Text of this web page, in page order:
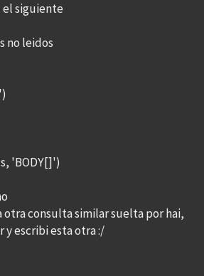
el siguiente
no leidos
'BODY[]')
otra consulta similar suelta por hai,
y escribi esta otra :/